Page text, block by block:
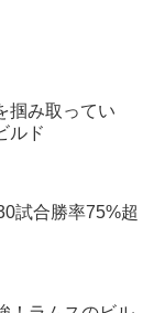
掴み取ってい
ルド
試合勝率75%超